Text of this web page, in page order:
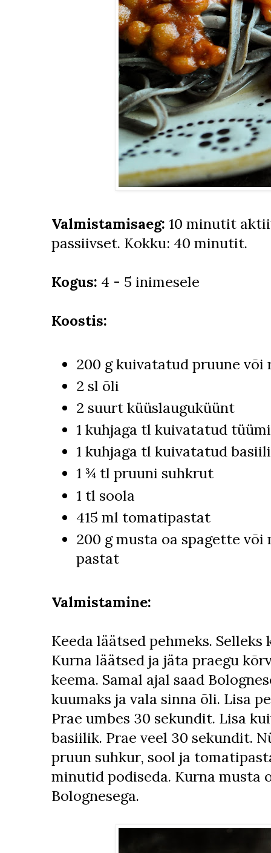
Valmistamisaeg: 10 minutit
passiivset. Kokku: 40 minutit.
Kogus: 4 - 5 inimesele
Koostis:
200 g kuivatatud pruune või
2 sl õli
2 suurt küüslauguküünt
1 kuhjaga tl kuivatatud
1 kuhjaga tl kuivatatud
1 ¾ tl pruuni suhkrut
1 tl soola
415 ml tomatipastat
200 g musta oa spagette või
pastat
Valmistamine:
Keeda läätsed pehmeks.
Kurna läätsed ja jäta praegu
keema. Samal ajal saad
kuumaks ja vala sinna õli. Lisa
Prae umbes 30 sekundit. Lisa
basiilik. Prae veel 30 sekundit.
pruun suhkur, sool ja
minutid podiseda. Kurna musta
Bolognesega.